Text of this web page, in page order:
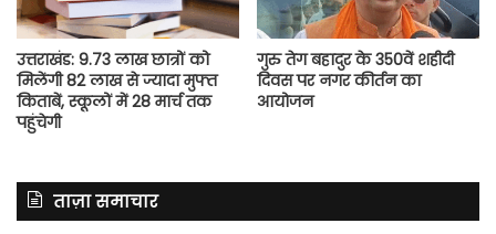
उत्तराखंड: 9.73 लाख छात्रों को
मिलेंगी 82 लाख से ज्यादा मुफ्त
किताबें, स्कूलों में 28 मार्च तक
पहुंचेगी
गुरु तेग बहादुर के 350वें शहीदी
दिवस पर नगर कीर्तन का
आयोजन
ताज़ा समाचार